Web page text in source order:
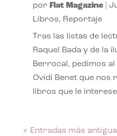
por Flat Magazine|
Libros, Reportaje
Tras las listas de
Raquel Bada y de la
Berrocal, pedimos
Ovidi Benet que nos
libros que le
« Entradas más